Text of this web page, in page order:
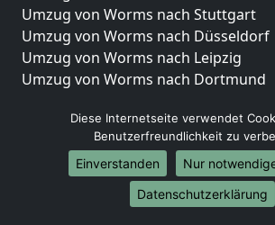
Umzug von Worms nach Stuttgart
Umzug von Worms nach Düsseldorf
Umzug von Worms nach Leipzig
Umzug von Worms nach Dortmund
Umzug von Worms nach Bremen
Umzug von Worms nach Dresden
Umzug von Worms nach Hannover
Umzug von Worms nach Nürnberg
Umzug von Worms nach Duisburg
Diese Internetseite verwendet
Benutzerfreundlichkeit zu
Einverstanden
Nur
Datenschutzerklärung